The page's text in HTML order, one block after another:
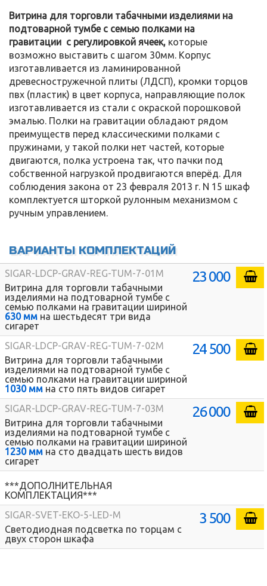
Витрина для торговли табачными изделиями на
подтоварной тумбе с семью полками на
гравитации с регулировкой ячеек, которые
возможно выставить с шагом 30мм. Корпус
изготавливается из ламинированной
древесностружечной плиты (ЛДСП), кромки торцов
пвх (пластик) в цвет корпуса, направляющие полок
изготавливается из стали с окраской порошковой
эмалью. Полки на гравитации обладают рядом
преимуществ перед классическими полками с
пружинами, у такой полки нет частей, которые
двигаются, полка устроена так, что пачки под
собственной нагрузкой продвигаются вперёд. Для
соблюдения закона от 23 февраля 2013 г. N 15 шкаф
комплектуется шторкой рулонным механизмом с
ручным управлением.
ВАРИАНТЫ КОМПЛЕКТАЦИЙ
SIGAR-LDCP-GRAV-REG-TUM-7-01M
Витрина для торговли табачными
изделиями на подтоварной тумбе с
семью полками на гравитации шириной
630 мм на шестьдесят три вида
сигарет
23 000
SIGAR-LDCP-GRAV-REG-TUM-7-02M
Витрина для торговли табачными
изделиями на подтоварной тумбе с
семью полками на гравитации шириной
1030 мм на сто пять видов сигарет
24 500
SIGAR-LDCP-GRAV-REG-TUM-7-03M
Витрина для торговли табачными
изделиями на подтоварной тумбе с
семью полками на гравитации шириной
1230 мм на сто двадцать шесть видов
сигарет
26 000
***ДОПОЛНИТЕЛЬНАЯ
КОМПЛЕКТАЦИЯ***
SIGAR-SVET-EKO-5-LED-M
Светодиодная подсветка по торцам с
двух сторон шкафа
3 500